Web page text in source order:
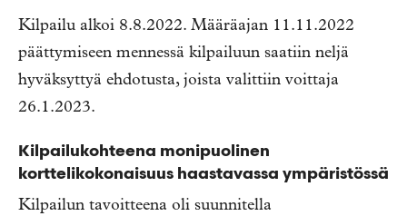
Kilpailu alkoi 8.8.2022. Määräajan 11.11.2022
päättymiseen mennessä kilpailuun saatiin neljä
hyväksyttyä ehdotusta, joista valittiin voittaja
26.1.2023.
Kilpailukohteena monipuolinen
korttelikokonaisuus haastavassa ympäristössä
Kilpailun tavoitteena oli suunnitella